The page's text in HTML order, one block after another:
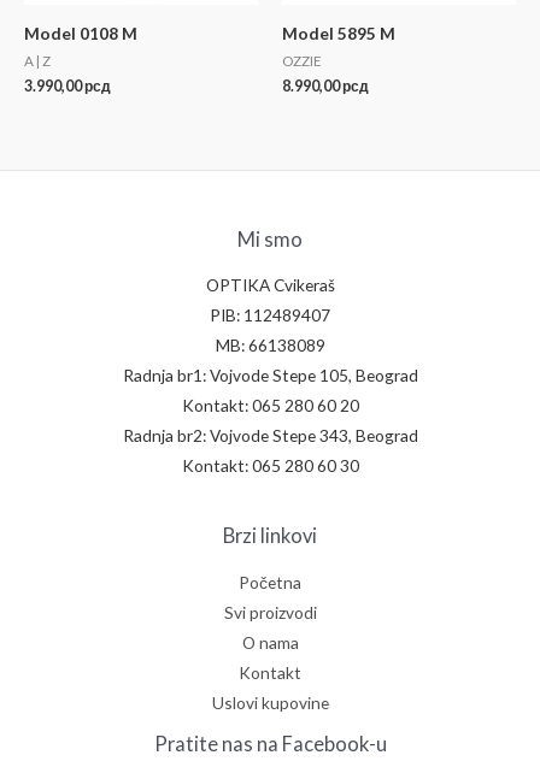
Model 0108 M
A | Z
3.990,00рсд
Model 5895 M
OZZIE
8.990,00рсд
Mi smo
OPTIKA Cvikeraš
PIB: 112489407
MB: 66138089
Radnja br1: Vojvode Stepe 105, Beograd
Kontakt: 065 280 60 20
Radnja br2: Vojvode Stepe 343, Beograd
Kontakt: 065 280 60 30
Brzi linkovi
Početna
Svi proizvodi
O nama
Kontakt
Uslovi kupovine
Pratite nas na Facebook-u